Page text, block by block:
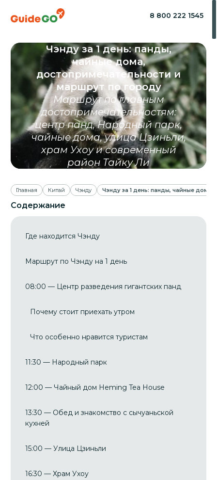
8 800 222 1545
Чэнду за 1 день: панды,
чайные дома,
достопримечательности и
маршрут по городу
Маршрут по главным
достопримечательностям:
центр панд, Народный парк,
чайные дома, улица Цзиньли,
храм Ухоу и современный
район Тайку Ли
Главная Китай Чэнду Чэнду за 1 день: панды, чайные
Содержание
Где находится Чэнду
Маршрут по Чэнду на 1 день
08:00 — Центр разведения гигантских панд
Почему стоит приехать утром
Что особенно нравится туристам
11:30 — Народный парк
12:00 — Чайный дом Heming Tea House
13:30 — Обед и знакомство с сычуаньской
кухней
15:00 — Улица Цзиньли
16:30 — Храм Ухоу